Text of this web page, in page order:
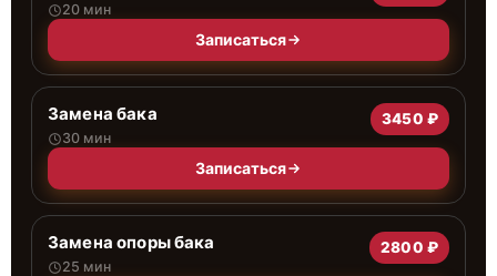
20 мин
Записаться
Замена бака
30 мин
3450 ₽
Записаться
Замена опоры бака
25 мин
2800 ₽